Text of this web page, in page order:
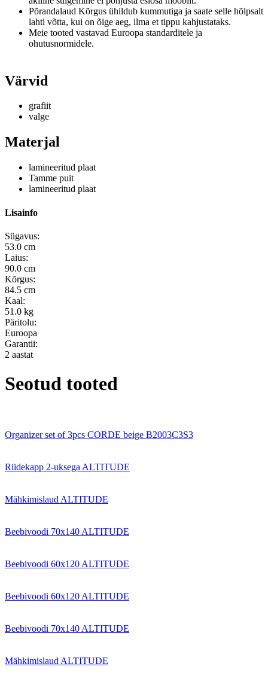
Põrandalaud Kõrgus ühildub kummutiga ja saate selle hõlpsalt
lahti võtta, kui on õige aeg, ilma et tippu kahjustataks.
Meie tooted vastavad Euroopa standarditele ja
ohutusnormidele.
Värvid
grafiit
valge
Materjal
lamineeritud plaat
Tamme puit
lamineeritud plaat
Lisainfo
Sügavus:
53.0 cm
Laius:
90.0 cm
Kõrgus:
84.5 cm
Kaal:
51.0 kg
Päritolu:
Euroopa
Garantii:
2 aastat
Seotud tooted
Organizer set of 3pcs CORDE beige B2003C3S3
Riidekapp 2-uksega ALTITUDE
Mähkimislaud ALTITUDE
Beebivoodi 70x140 ALTITUDE
Beebivoodi 60x120 ALTITUDE
Beebivoodi 60x120 ALTITUDE
Beebivoodi 70x140 ALTITUDE
Mähkimislaud ALTITUDE